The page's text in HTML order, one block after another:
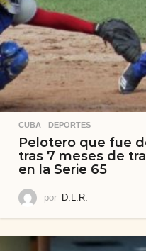
CUBA ,DEPORTES
Pelotero que fue
tras 7 meses de
en la Serie 65
por D.L.R.